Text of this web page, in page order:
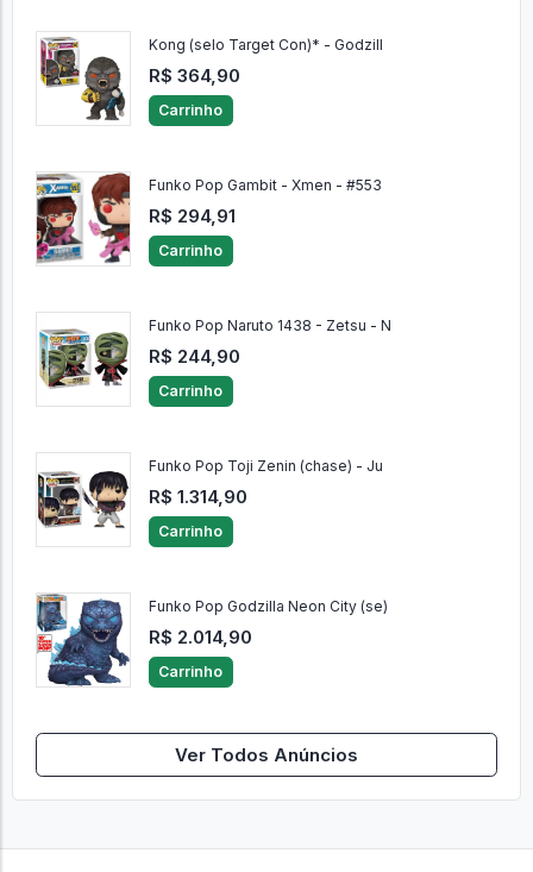
Kong (selo Target Con)* - Godzill
R$ 364,90
Funko Pop Gambit - Xmen - #553
R$ 294,91
Funko Pop Naruto 1438 - Zetsu - N
R$ 244,90
Funko Pop Toji Zenin (chase) - Ju
R$ 1.314,90
Funko Pop Godzilla Neon City (se)
R$ 2.014,90